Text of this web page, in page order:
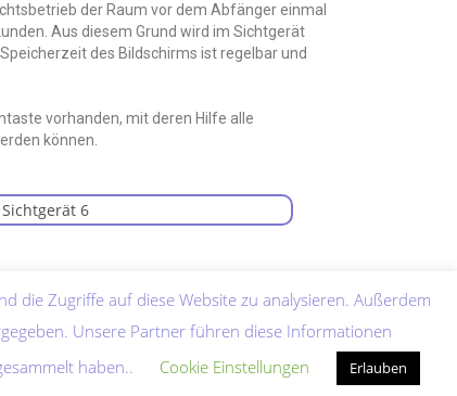
der Raum vor dem Abfänger einmal
Aus diesem Grund wird im Sichtgerät
des Bildschirms ist regelbar und
vorhanden, mit deren Hilfe alle
können.
Abkürzungen Quellenverzeichnis Datenschutzerklärung
die Zugriffe auf diese Website zu analysieren. Außerdem
Unsere Partner führen diese Informationen
haben..
Cookie Einstellungen Erlauben